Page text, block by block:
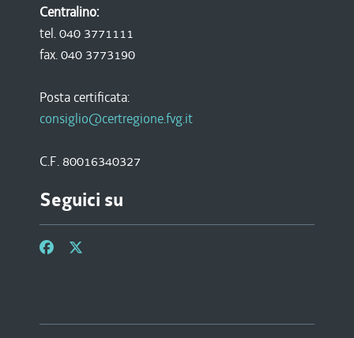
Centralino:
tel. 040 3771111
fax. 040 3773190
Posta certificata:
consiglio@certregione.fvg.it
C.F. 80016340327
Seguici su